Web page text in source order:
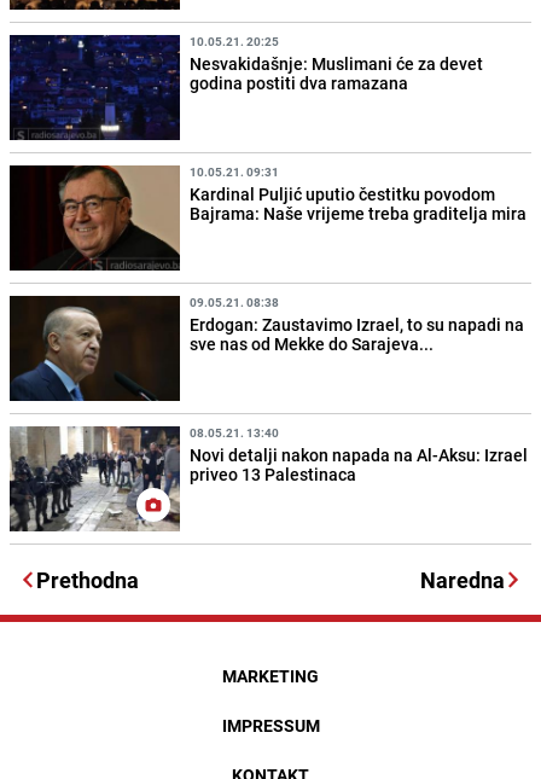
10.05.21. 20:25
Nesvakidašnje: Muslimani će za devet
godina postiti dva ramazana
10.05.21. 09:31
Kardinal Puljić uputio čestitku povodom
Bajrama: Naše vrijeme treba graditelja mira
09.05.21. 08:38
Erdogan: Zaustavimo Izrael, to su napadi na
sve nas od Mekke do Sarajeva...
08.05.21. 13:40
Novi detalji nakon napada na Al-Aksu: Izrael
priveo 13 Palestinaca
Prethodna Naredna
MARKETING
IMPRESSUM